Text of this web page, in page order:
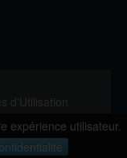
expérience utilisateur.
d'Utilisation
Contact
Version 1.27